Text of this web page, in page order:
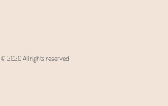
© 2020 All rights reserved